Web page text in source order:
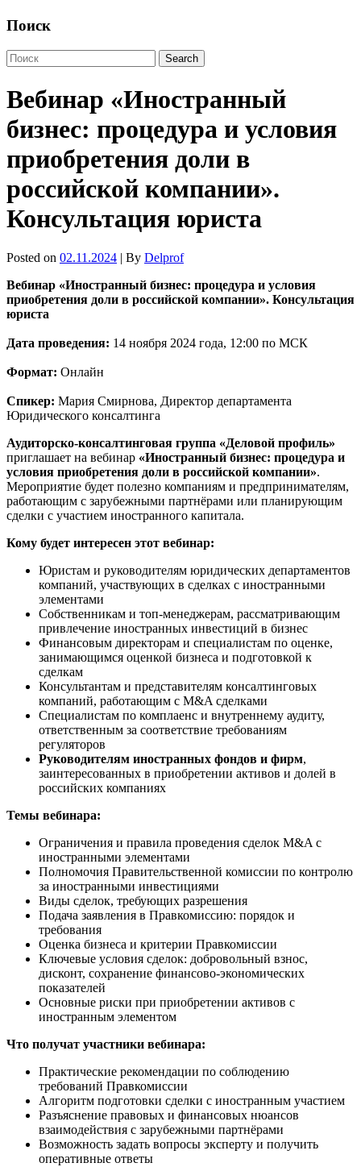
Поиск
Вебинар «Иностранный
бизнес: процедура и условия
приобретения доли в
российской компании».
Консультация юриста
Posted on 02.11.2024 | By Delprof
Вебинар «Иностранный бизнес: процедура и условия
приобретения доли в российской компании». Консультация
юриста
Дата проведения: 14 ноября 2024 года, 12:00 по МСК
Формат: Онлайн
Спикер: Мария Смирнова, Директор департамента
Юридического консалтинга
Аудиторско-консалтинговая группа «Деловой профиль»
приглашает на вебинар «Иностранный бизнес: процедура и
условия приобретения доли в российской компании».
Мероприятие будет полезно компаниям и предпринимателям,
работающим с зарубежными партнёрами или планирующим
сделки с участием иностранного капитала.
Кому будет интересен этот вебинар:
Юристам и руководителям юридических департаментов
компаний, участвующих в сделках с иностранными
элементами
Собственникам и топ-менеджерам, рассматривающим
привлечение иностранных инвестиций в бизнес
Финансовым директорам и специалистам по оценке,
занимающимся оценкой бизнеса и подготовкой к
сделкам
Консультантам и представителям консалтинговых
компаний, работающим с M&A сделками
Специалистам по комплаенс и внутреннему аудиту,
ответственным за соответствие требованиям
регуляторов
Руководителям иностранных фондов и фирм,
заинтересованных в приобретении активов и долей в
российских компаниях
Темы вебинара:
Ограничения и правила проведения сделок M&A с
иностранными элементами
Полномочия Правительственной комиссии по контролю
за иностранными инвестициями
Виды сделок, требующих разрешения
Подача заявления в Правкомиссию: порядок и
требования
Оценка бизнеса и критерии Правкомиссии
Ключевые условия сделок: добровольный взнос,
дисконт, сохранение финансово-экономических
показателей
Основные риски при приобретении активов с
иностранным элементом
Что получат участники вебинара:
Практические рекомендации по соблюдению
требований Правкомиссии
Алгоритм подготовки сделки с иностранным участием
Разъяснение правовых и финансовых нюансов
взаимодействия с зарубежными партнёрами
Возможность задать вопросы эксперту и получить
оперативные ответы